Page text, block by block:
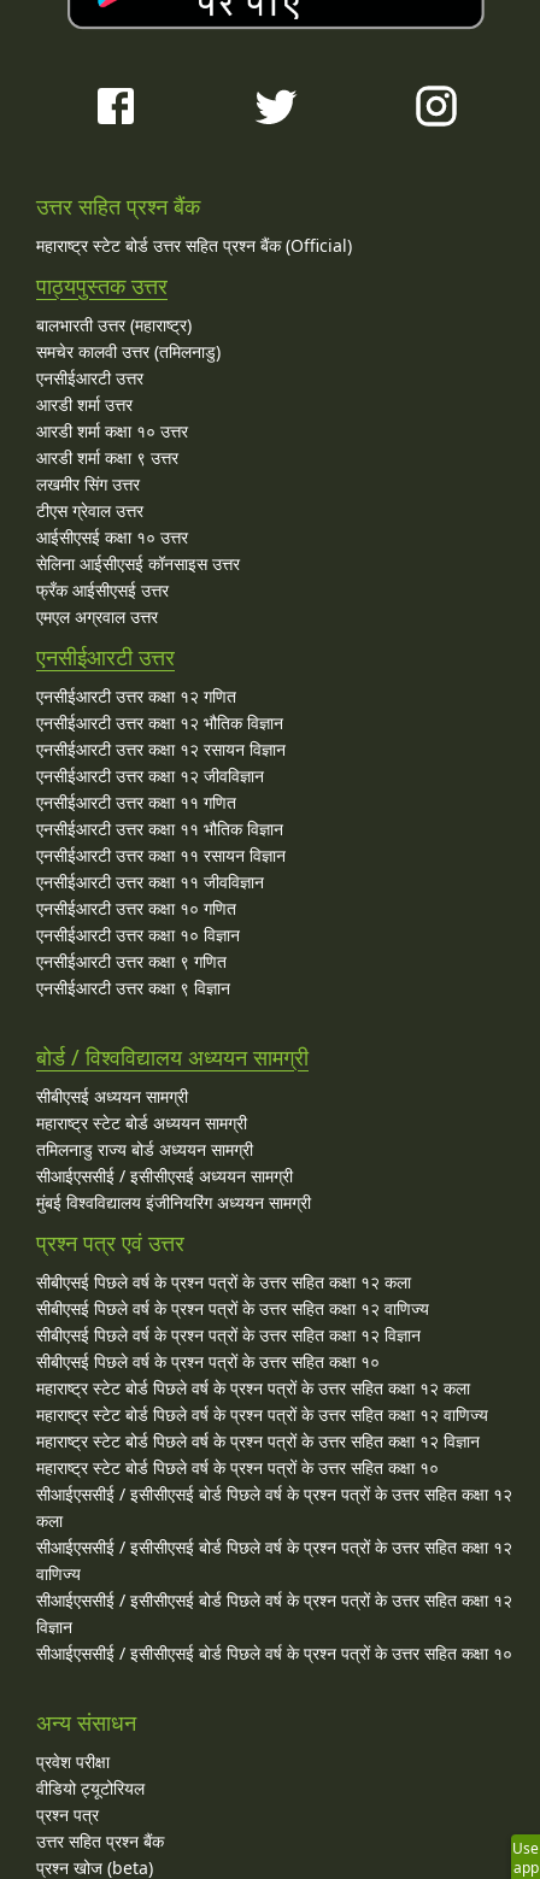
उत्तर सहित प्रश्न बैंक
महाराष्ट्र स्टेट बोर्ड उत्तर सहित प्रश्न बैंक (Official)
पाठ्यपुस्तक उत्तर
बालभारती उत्तर (महाराष्ट्र)
समचेर कालवी उत्तर (तमिलनाडु)
एनसीईआरटी उत्तर
आरडी शर्मा उत्तर
आरडी शर्मा कक्षा १० उत्तर
आरडी शर्मा कक्षा ९ उत्तर
लखमीर सिंग उत्तर
टीएस ग्रेवाल उत्तर
आईसीएसई कक्षा १० उत्तर
सेलिना आईसीएसई कॉनसाइस उत्तर
फ्रँक आईसीएसई उत्तर
एमएल अग्रवाल उत्तर
एनसीईआरटी उत्तर
एनसीईआरटी उत्तर कक्षा १२ गणित
एनसीईआरटी उत्तर कक्षा १२ भौतिक विज्ञान
एनसीईआरटी उत्तर कक्षा १२ रसायन विज्ञान
एनसीईआरटी उत्तर कक्षा १२ जीवविज्ञान
एनसीईआरटी उत्तर कक्षा ११ गणित
एनसीईआरटी उत्तर कक्षा ११ भौतिक विज्ञान
एनसीईआरटी उत्तर कक्षा ११ रसायन विज्ञान
एनसीईआरटी उत्तर कक्षा ११ जीवविज्ञान
एनसीईआरटी उत्तर कक्षा १० गणित
एनसीईआरटी उत्तर कक्षा १० विज्ञान
एनसीईआरटी उत्तर कक्षा ९ गणित
एनसीईआरटी उत्तर कक्षा ९ विज्ञान
बोर्ड / विश्वविद्यालय अध्ययन सामग्री
सीबीएसई अध्ययन सामग्री
महाराष्ट्र स्टेट बोर्ड अध्ययन सामग्री
तमिलनाडु राज्य बोर्ड अध्ययन सामग्री
सीआईएससीई / इसीसीएसई अध्ययन सामग्री
मुंबई विश्वविद्यालय इंजीनियरिंग अध्ययन सामग्री
प्रश्न पत्र एवं उत्तर
सीबीएसई पिछले वर्ष के प्रश्न पत्रों के उत्तर सहित कक्षा १२ कला
सीबीएसई पिछले वर्ष के प्रश्न पत्रों के उत्तर सहित कक्षा १२ वाणिज्य
सीबीएसई पिछले वर्ष के प्रश्न पत्रों के उत्तर सहित कक्षा १२ विज्ञान
सीबीएसई पिछले वर्ष के प्रश्न पत्रों के उत्तर सहित कक्षा १०
महाराष्ट्र स्टेट बोर्ड पिछले वर्ष के प्रश्न पत्रों के उत्तर सहित कक्षा १२ कला
महाराष्ट्र स्टेट बोर्ड पिछले वर्ष के प्रश्न पत्रों के उत्तर सहित कक्षा १२ वाणिज्य
महाराष्ट्र स्टेट बोर्ड पिछले वर्ष के प्रश्न पत्रों के उत्तर सहित कक्षा १२ विज्ञान
महाराष्ट्र स्टेट बोर्ड पिछले वर्ष के प्रश्न पत्रों के उत्तर सहित कक्षा १०
सीआईएससीई / इसीसीएसई बोर्ड पिछले वर्ष के प्रश्न पत्रों के उत्तर सहित कक्षा १२
कला
सीआईएससीई / इसीसीएसई बोर्ड पिछले वर्ष के प्रश्न पत्रों के उत्तर सहित कक्षा १२
वाणिज्य
सीआईएससीई / इसीसीएसई बोर्ड पिछले वर्ष के प्रश्न पत्रों के उत्तर सहित कक्षा १२
विज्ञान
सीआईएससीई / इसीसीएसई बोर्ड पिछले वर्ष के प्रश्न पत्रों के उत्तर सहित कक्षा १०
अन्य संसाधन
प्रवेश परीक्षा
वीडियो ट्यूटोरियल
प्रश्न पत्र
उत्तर सहित प्रश्न बैंक
प्रश्न खोज (beta)
Use
app